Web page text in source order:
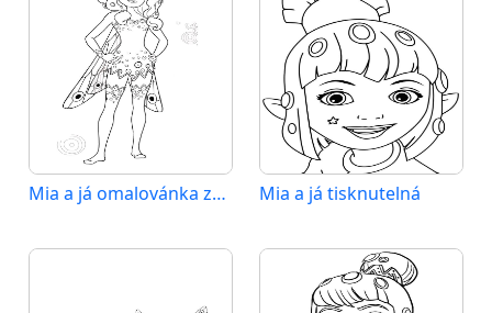
Mia a já omalovánka zdarma Mia a já tisknutelná